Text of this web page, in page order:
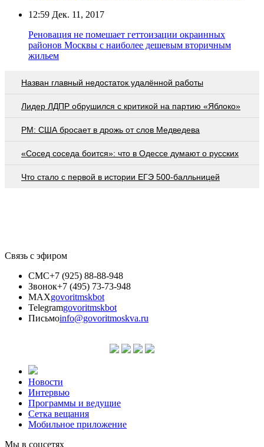
12:59 Дек. 11, 2017
Реновация не помешает геттоизации окраинных
районов Москвы с наиболее дешевым вторичным
жильем
Назван главный недостаток удалённой работы
Лидер ЛДПР обрушился с критикой на партию «Яблоко»
PM: США бросает в дрожь от слов Медведева
«Сосед соседа боится»: что в Одессе думают о русских
Что стало с первой в истории ЕГЭ 500-балльницей
Связь с эфиром
СМС+7 (925) 88-88-948
Звонок+7 (495) 73-73-948
MAXgovoritmskbot
Telegramgovoritmskbot
Письмоinfo@govoritmoskva.ru
Новости
Интервью
Программы и ведущие
Сетка вещания
Мобильное приложение
Мы в соцсетях